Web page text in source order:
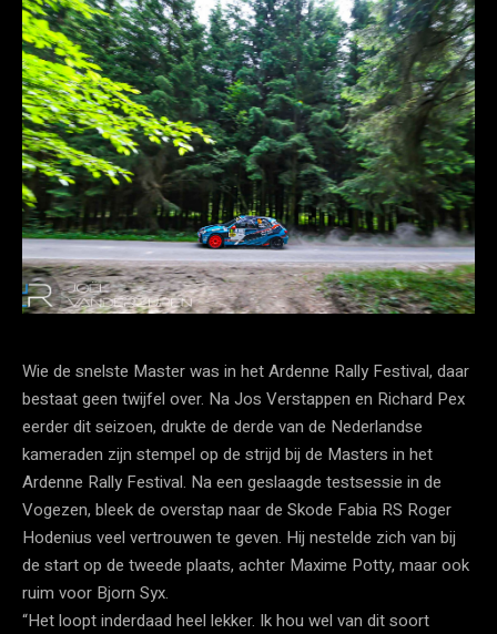
Wie de snelste Master was in het Ardenne Rally Festival, daar
bestaat geen twijfel over. Na Jos Verstappen en Richard Pex
eerder dit seizoen, drukte de derde van de Nederlandse
kameraden zijn stempel op de strijd bij de Masters in het
Ardenne Rally Festival. Na een geslaagde testsessie in de
Vogezen, bleek de overstap naar de Skode Fabia RS Roger
Hodenius veel vertrouwen te geven. Hij nestelde zich van bij
de start op de tweede plaats, achter Maxime Potty, maar ook
ruim voor Bjorn Syx.
“Het loopt inderdaad heel lekker. Ik hou wel van dit soort